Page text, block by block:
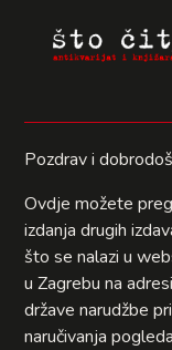
Pozdrav i
Ovdje možete
izdanja drugih
što se nalazi u
u Zagrebu na
države narudžbe
naručivanja